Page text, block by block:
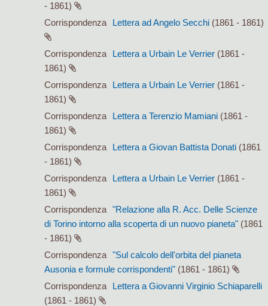
- 1861)
Corrispondenza
Lettera ad Angelo Secchi (1861 - 1861)
Corrispondenza Lettera a Urbain Le Verrier (1861 -
1861)
Corrispondenza
Lettera a Urbain Le Verrier (1861 -
1861)
Corrispondenza
Lettera a Terenzio Mamiani (1861 -
1861)
Corrispondenza
Lettera a Giovan Battista Donati (1861
- 1861)
Corrispondenza
Lettera a Urbain Le Verrier (1861 -
1861)
Corrispondenza
"Relazione alla R. Acc. Delle Scienze
di Torino intorno alla scoperta di un nuovo pianeta" (1861
- 1861)
Corrispondenza
"Sul calcolo dell'orbita del pianeta
Ausonia e formule corrispondenti" (1861 - 1861)
Corrispondenza
Lettera a Giovanni Virginio Schiaparelli
(1861 - 1861)